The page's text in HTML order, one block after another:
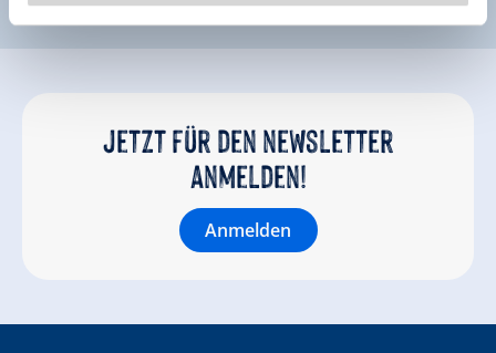
Jetzt für den newsletter
anmelden!
Anmelden